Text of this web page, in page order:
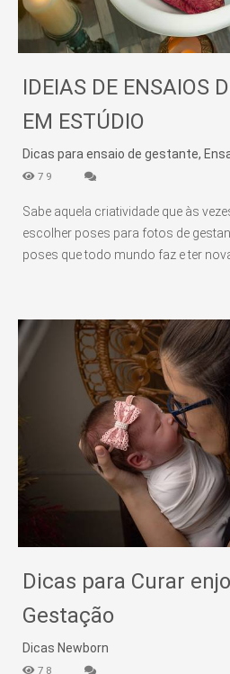
IDEIAS DE ENSAIOS
EM ESTÚDIO
Dicas para ensaio de gestante,
79
Sabe aquela criatividade que às
escolher poses para fotos de
poses que todo mundo faz e ter
Dicas para Curar
Gestação
Dicas Newborn
78